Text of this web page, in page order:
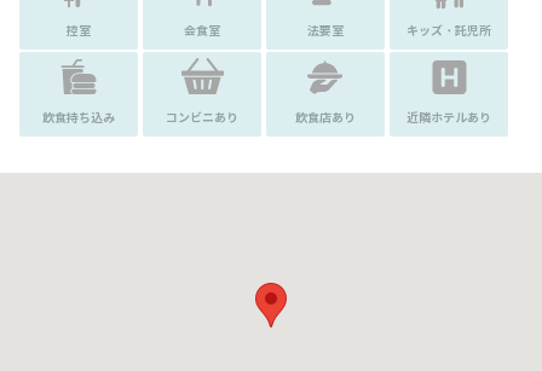
控室 会食室 法要室 キッズ・託児所
飲食持ち込み コンビニあり 飲食店あり 近隣ホテルあり